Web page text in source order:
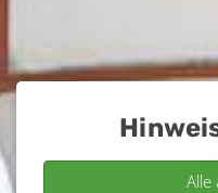
Alle